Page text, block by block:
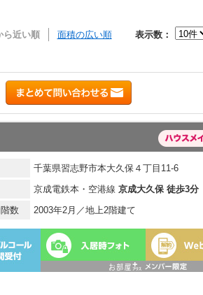
ら近い順 面積の広い順 表示数：
千葉県習志野市本大久保４丁目11-6
京成電鉄本・空港線 京成大久保 徒歩3分
数
2003年2月／地上2階建て